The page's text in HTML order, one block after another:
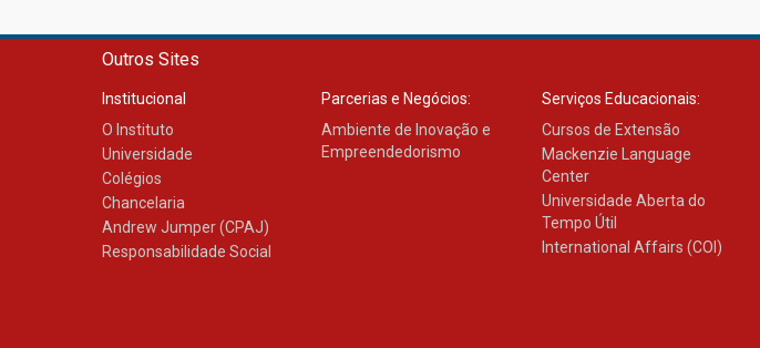
Outros Sites
Institucional
O Instituto
Universidade
Colégios
Chancelaria
Andrew Jumper (CPAJ)
Responsabilidade Social
Parcerias e Negócios:
Ambiente de Inovação e
Empreendedorismo
Serviços Educacionais:
Cursos de Extensão
Mackenzie Language
Center
Universidade Aberta do
Tempo Útil
International Affairs (COI)